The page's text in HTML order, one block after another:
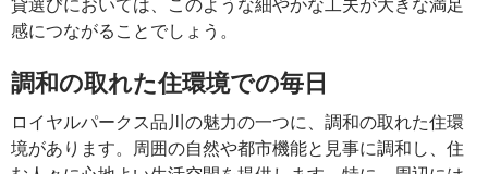
感につながることでしょう。
調和の取れた住環境での毎日
ロイヤルパークス品川の魅力の一つに、調和の取れた住環
境があります。周囲の自然や都市機能と見事に調和し、住